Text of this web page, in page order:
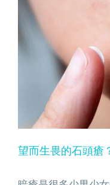
望而生畏的石頭瘡